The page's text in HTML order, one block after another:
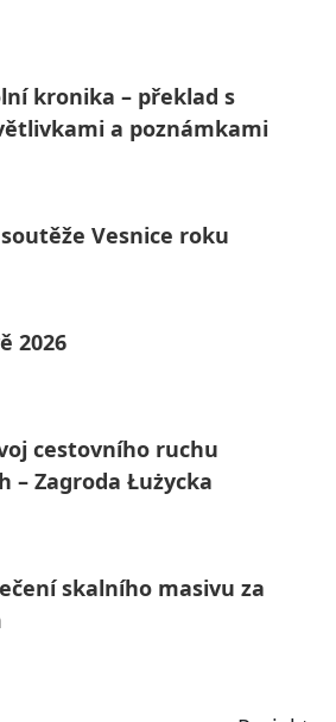
kronika – překlad s
a poznámkami
Vesnice roku
2026
cestovního ruchu
– Zagroda Łużycka
skalního masivu za